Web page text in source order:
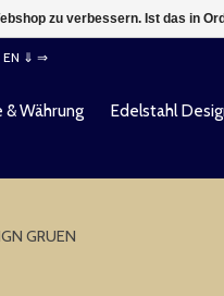
EN ⇓ ⇒
& Währung Edelstahl
GRUEN
zu verbessern. Ist das in